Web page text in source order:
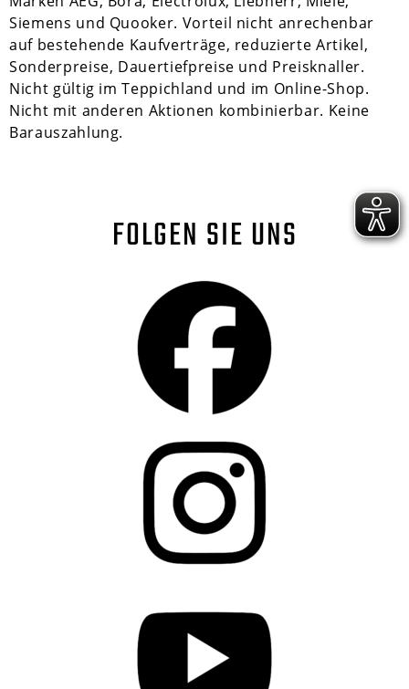
Siemens und Quooker. Vorteil nicht anrechenbar
auf bestehende Kaufverträge, reduzierte Artikel,
Sonderpreise, Dauertiefpreise und Preisknaller.
Nicht gültig im Teppichland und im Online-Shop.
Nicht mit anderen Aktionen kombinierbar. Keine
Barauszahlung.
FOLGEN SIE UNS